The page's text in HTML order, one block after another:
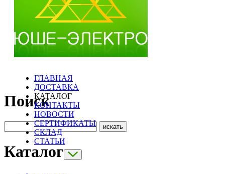
ГЛАВНАЯ
ДОСТАВКА
КАТАЛОГ
КОНТАКТЫ
НОВОСТИ
СЕРТИФИКАТЫ
СКЛАД
СТАТЬИ
Поиск
Каталог